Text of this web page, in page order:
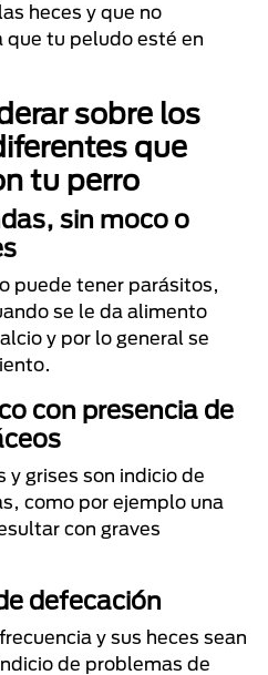
heces y que no
que tu peludo esté en
sobre los
que
tu perro
sin moco o
puede tener parásitos,
se le da alimento
y por lo general se
con presencia de
y grises son indicio de
como por ejemplo una
con graves
defecación
y sus heces sean
de problemas de